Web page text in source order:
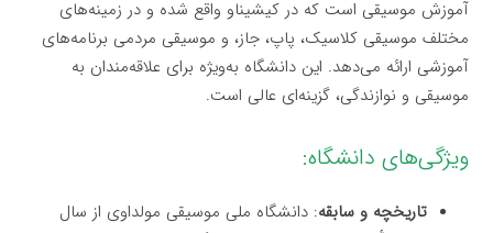
آموزش موسیقی است که در کیشیناو واقع شده و در زمینه‌های
مختلف موسیقی کلاسیک، پاپ، جاز، و موسیقی مردمی برنامه‌های
آموزشی ارائه می‌دهد. این دانشگاه به‌ویژه برای علاقه‌مندان به
موسیقی و نوازندگی، گزینه‌ای عالی است.
ویژگی‌های دانشگاه:
تاریخچه و سابقه: دانشگاه ملی موسیقی مولداوی از سال